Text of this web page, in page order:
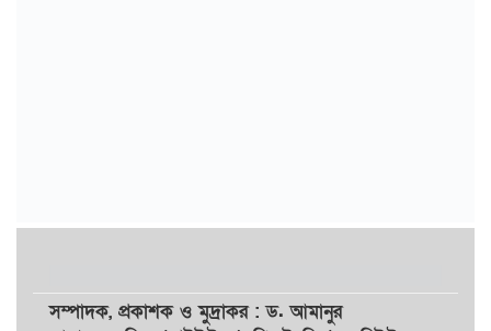
সম্পাদক, প্রকাশকওমুদ্রাকর: ড. আমানুর